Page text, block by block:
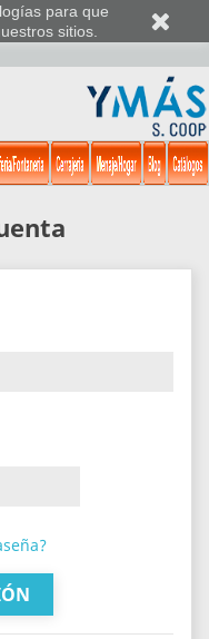
para que
sitios.